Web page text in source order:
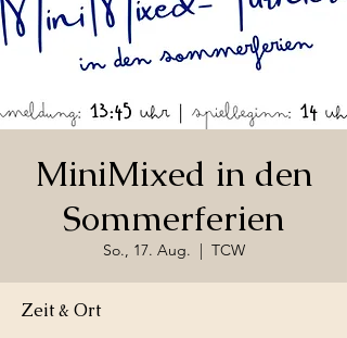
MiniMixed in den
Sommerferien
So., 17. Aug.
  |
TCW
Zeit & Ort